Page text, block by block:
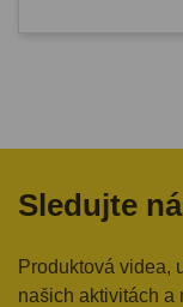
Sledujte
Produktová videa,
našich aktivitách a